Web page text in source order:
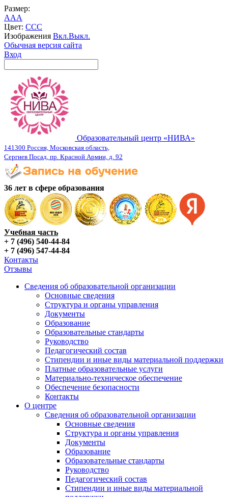
Размер:
AAA
Цвет: CCC
Изображения Вкл.Выкл.
Обычная версия сайта
Вход
Образовательный центр «НИВА»
141300 Россия, Московская область,
Сергиев Посад, пр. Красной Армии, д. 92
36 лет в сфере образования
Учебная часть
+ 7 (496) 540-44-84
+ 7 (496) 547-44-84
Контакты
Отзывы
Сведения об образовательной организации
Основные сведения
Структура и органы управления
Документы
Образование
Образовательные стандарты
Руководство
Педагогический состав
Стипендии и иные виды материальной поддержки
Платные образовательные услуги
Материально-техническое обеспечение
Обеспечение безопасности
Контакты
О центре
Сведения об образовательной организации
Основные сведения
Структура и органы управления
Документы
Образование
Образовательные стандарты
Руководство
Педагогический состав
Стипендии и иные виды материальной